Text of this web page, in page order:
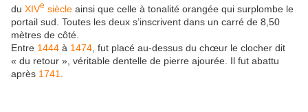
du XIVe siècle ainsi que celle à tonalité orangée qui surplombe le
portail sud. Toutes les deux s’inscrivent dans un carré de 8,50
mètres de côté.
Entre 1444 à 1474 , fut placé au-dessus du chœur le clocher dit
« du retour », véritable dentelle de pierre ajourée. Il fut abattu
après 1741